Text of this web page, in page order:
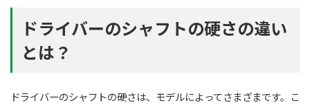
ドライバーのシャフトの硬さの違い
とは？
ドライバーのシャフトの硬さは、モデルによってさまざまです。こ